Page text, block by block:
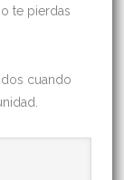
te pierdas
cuando